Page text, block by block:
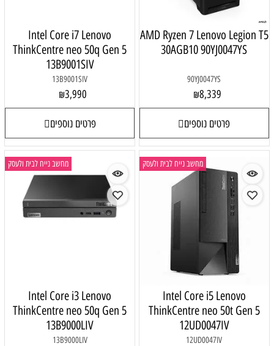
AMD Ryzen 7 Lenovo Legion T5
30AGB10 90YJ0047YS
90YJ0047YS
₪8,339
פרטים נוספים
Intel Core i7 Lenovo
ThinkCentre neo 50q Gen 5
13B9001SIV
13B9001SIV
₪3,990
פרטים נוספים
מחשב נייח לבית ולעסק
Intel Core i5 Lenovo
ThinkCentre neo 50t Gen 5
12UD0047IV
12UD0047IV
מחשב נייח לבית ולעסק
Intel Core i3 Lenovo
ThinkCentre neo 50q Gen 5
13B9000LIV
13B9000LIV